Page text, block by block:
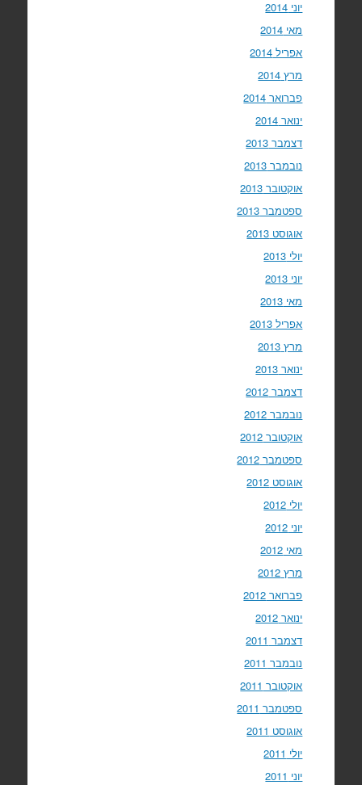
יוני 2014
מאי 2014
אפריל 2014
מרץ 2014
פברואר 2014
ינואר 2014
דצמבר 2013
נובמבר 2013
אוקטובר 2013
ספטמבר 2013
אוגוסט 2013
יולי 2013
יוני 2013
מאי 2013
אפריל 2013
מרץ 2013
ינואר 2013
דצמבר 2012
נובמבר 2012
אוקטובר 2012
ספטמבר 2012
אוגוסט 2012
יולי 2012
יוני 2012
מאי 2012
מרץ 2012
פברואר 2012
ינואר 2012
דצמבר 2011
נובמבר 2011
אוקטובר 2011
ספטמבר 2011
אוגוסט 2011
יולי 2011
יוני 2011